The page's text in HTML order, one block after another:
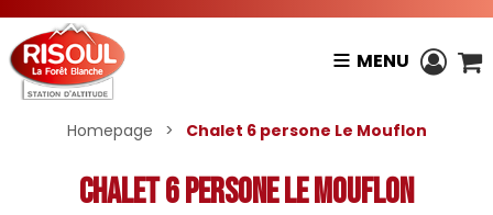
MENU
Homepage > Chalet 6 persone Le Mouflon
Chalet 6 persone Le Mouflon